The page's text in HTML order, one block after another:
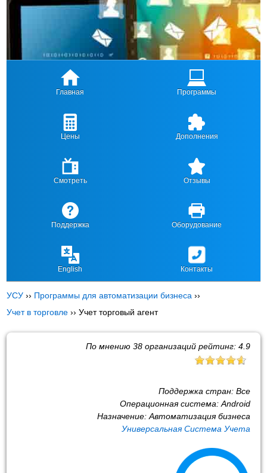
Главная Программы
Цены Дополнения
Смотреть Отзывы
Поддержка Оборудование
English Контакты
УСУ ›› Программы для автоматизации бизнеса ››
Учет в торговле ››Учет торговый агент
По мнению 38организаций рейтинг: 4.9
Поддержка стран: Все
Операционная система: Android
Назначение: Автоматизация бизнеса
Универсальная Система Учета